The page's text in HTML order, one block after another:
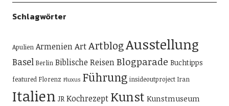
Schlagwörter
Apulien ArmenienArtArtblogAusstellung
Basel Berlin Biblische ReisenBlogparade Buchtipps
featured Florenz Fluxus Führung insideoutproject Iran
Italien JR Kochrezept Kunst Kunstmuseum